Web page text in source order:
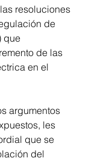
resoluciones
de
que
de las
en el
argumentos
les
que se
del